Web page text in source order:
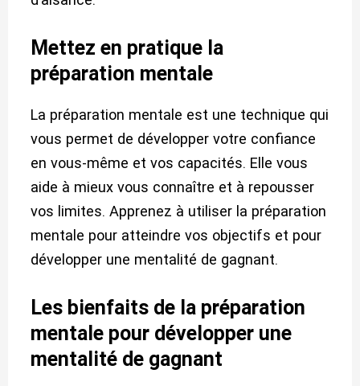
Mettez en pratique la
préparation mentale
La préparation mentale est une technique qui
vous permet de développer votre confiance
en vous-même et vos capacités. Elle vous
aide à mieux vous connaître et à repousser
vos limites. Apprenez à utiliser la préparation
mentale pour atteindre vos objectifs et pour
développer une mentalité de gagnant.
Les bienfaits de la préparation
mentale pour développer une
mentalité de gagnant